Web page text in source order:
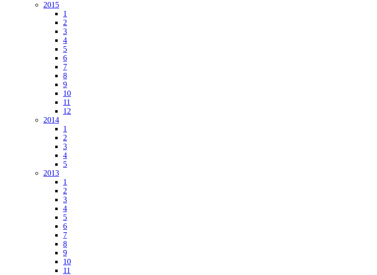
2015
1
2
3
4
5
6
7
8
9
10
11
12
2014
1
2
3
4
5
2013
1
2
3
4
5
6
7
8
9
10
11